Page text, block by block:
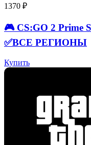
1370 ₽
🎮 CS:GO 2 Prime
✅ВСЕ РЕГИОНЫ
Купить